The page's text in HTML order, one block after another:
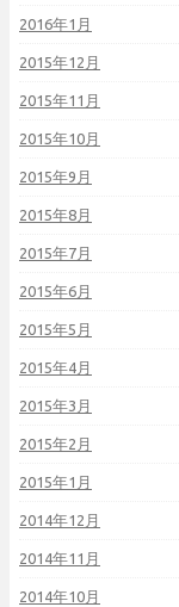
2016年1月
2015年12月
2015年11月
2015年10月
2015年9月
2015年8月
2015年7月
2015年6月
2015年5月
2015年4月
2015年3月
2015年2月
2015年1月
2014年12月
2014年11月
2014年10月